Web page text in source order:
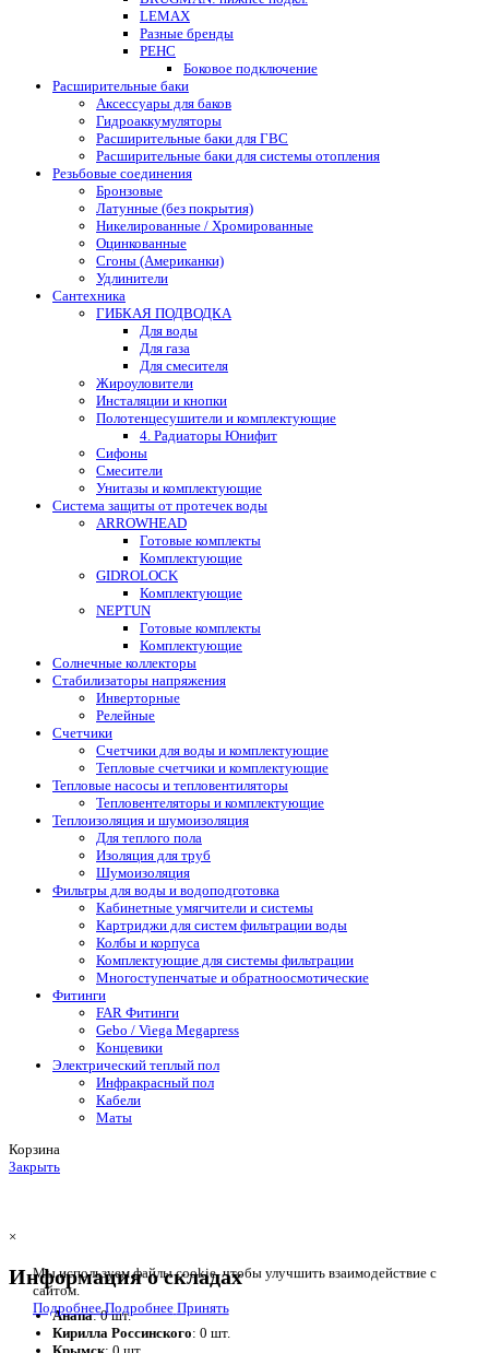
LEMAX
Разные бренды
РЕНС
Боковое подключение
Расширительные баки
Аксессуары для баков
Гидроаккумуляторы
Расширительные баки для ГВС
Расширительные баки для системы отопления
Резьбовые соединения
Бронзовые
Латунные (без покрытия)
Никелированные / Хромированные
Оцинкованные
Сгоны (Американки)
Удлинители
Сантехника
ГИБКАЯ ПОДВОДКА
Для воды
Для газа
Для смесителя
Жироуловители
Инсталяции и кнопки
Полотенцесушители и комплектующие
4. Радиаторы Юнифит
Сифоны
Смесители
Унитазы и комплектующие
Система защиты от протечек воды
ARROWHEAD
Готовые комплекты
Комплектующие
GIDROLOCK
Комплектующие
NEPTUN
Готовые комплекты
Комплектующие
Солнечные коллекторы
Стабилизаторы напряжения
Инверторные
Релейные
Счетчики
Счетчики для воды и комплектующие
Тепловые счетчики и комплектующие
Тепловые насосы и тепловентиляторы
Тепловентеляторы и комплектующие
Теплоизоляция и шумоизоляция
Для теплого пола
Изоляция для труб
Шумоизоляция
Фильтры для воды и водоподготовка
Кабинетные умягчители и системы
Картриджи для систем фильтрации воды
Колбы и корпуса
Комплектующие для системы фильтрации
Многоступенчатые и обратноосмотические
Фитинги
FAR Фитинги
Gebo / Viega Megapress
Концевики
Электрический теплый пол
Инфракрасный пол
Кабели
Маты
Корзина
Закрыть
Мы используем файлы cookie, чтобы улучшить взаимодействие с
сайтом.
ПодробнееПодробнее Принять
×
Информация о складах
Анапа: 0 шт.
Кирилла Россинского: 0 шт.